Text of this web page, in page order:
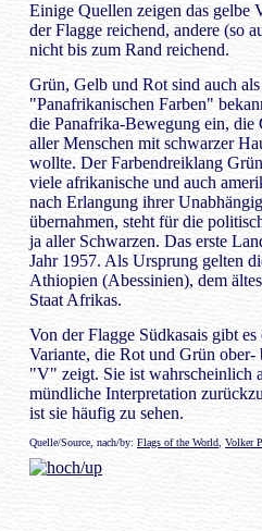
Einige Quellen zeigen das gelbe
der Flagge reichend, andere (so
nicht bis zum Rand reichend.
Grün, Gelb und Rot sind auch
"Panafrikanischen Farben"
die Panafrika-Bewegung ein, die
aller Menschen mit schwarzer
wollte. Der Farbendreiklang
viele afrikanische und auch
nach Erlangung ihrer
übernahmen, steht für die
ja aller Schwarzen. Das erste
Jahr 1957. Als Ursprung gelten
Athiopien (Abessinien), dem
Staat Afrikas.
Von der Flagge Südkasais gibt
Variante, die Rot und Grün ober-
"V" zeigt. Sie ist wahrscheinlich
mündliche Interpretation
ist sie häufig zu sehen.
Quelle/Source, nach/by: Flags of the World Volker